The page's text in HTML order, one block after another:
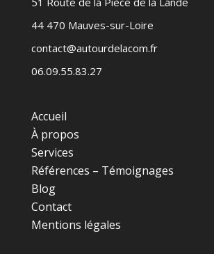
44 470 Mauves-sur-Loire
contact@autourdelacom.fr
06.09.55.83.27
Accueil
À propos
Services
Références – Témoignages
Blog
Contact
Mentions légales